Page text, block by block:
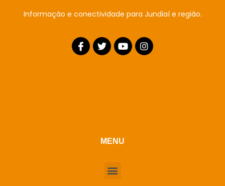
Informação e conectividade para Jundiaí e região.
MENU